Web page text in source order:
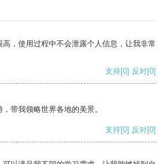
，使用过程中不会泄露个人信息，让我非常
支持[0] 反对[0]
带我领略世界各地的美景。
支持[0] 反对[0]